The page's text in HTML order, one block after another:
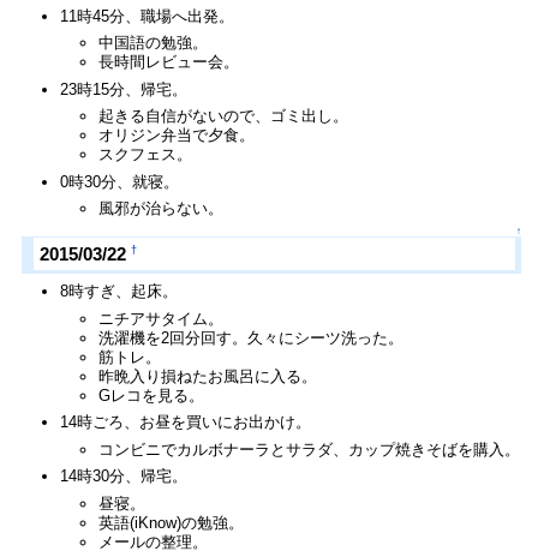
11時45分、職場へ出発。
中国語の勉強。
長時間レビュー会。
23時15分、帰宅。
起きる自信がないので、ゴミ出し。
オリジン弁当で夕食。
スクフェス。
0時30分、就寝。
風邪が治らない。
↑
2015/03/22 †
8時すぎ、起床。
ニチアサタイム。
洗濯機を2回分回す。久々にシーツ洗った。
筋トレ。
昨晩入り損ねたお風呂に入る。
Gレコを見る。
14時ごろ、お昼を買いにお出かけ。
コンビニでカルボナーラとサラダ、カップ焼きそばを購入。
14時30分、帰宅。
昼寝。
英語(iKnow)の勉強。
メールの整理。